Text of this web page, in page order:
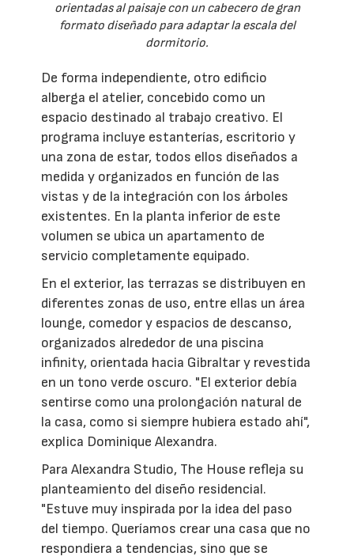
orientadas al paisaje con un cabecero de gran
formato diseñado para adaptar la escala del
dormitorio.
De forma independiente, otro edificio
alberga el atelier, concebido como un
espacio destinado al trabajo creativo. El
programa incluye estanterías, escritorio y
una zona de estar, todos ellos diseñados a
medida y organizados en función de las
vistas y de la integración con los árboles
existentes. En la planta inferior de este
volumen se ubica un apartamento de
servicio completamente equipado.
En el exterior, las terrazas se distribuyen en
diferentes zonas de uso, entre ellas un área
lounge, comedor y espacios de descanso,
organizados alrededor de una piscina
infinity, orientada hacia Gibraltar y revestida
en un tono verde oscuro. "El exterior debía
sentirse como una prolongación natural de
la casa, como si siempre hubiera estado ahí",
explica Dominique Alexandra.
Para Alexandra Studio, The House refleja su
planteamiento del diseño residencial.
"Estuve muy inspirada por la idea del paso
del tiempo. Queríamos crear una casa que no
respondiera a tendencias, sino que se